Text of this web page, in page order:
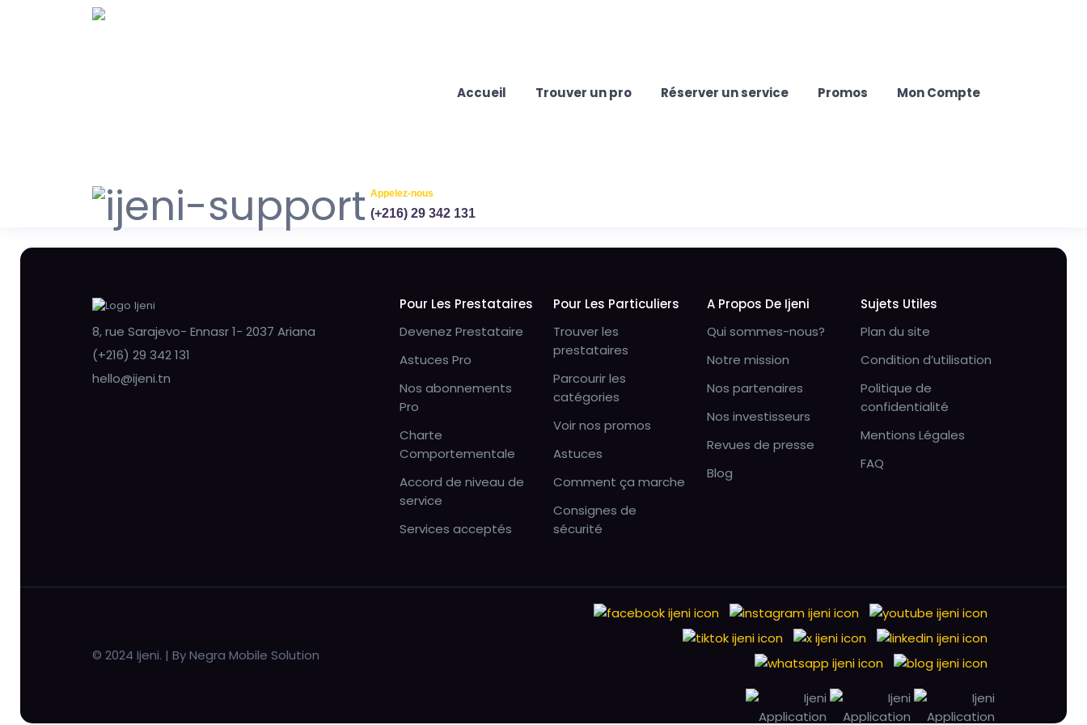
Accueil Trouver un pro Réserver un service Promos Mon Compte
Appelez-nous
(+216) 29 342 131
8, rue Sarajevo- Ennasr 1- 2037 Ariana
(+216) 29 342 131
hello@ijeni.tn
Pour Les Prestataires
Devenez Prestataire
Astuces Pro
Nos abonnements
Pro
Charte
Comportementale
Accord de niveau de
service
Services acceptés
Pour Les Particuliers
Trouver les
prestataires
Parcourir les
catégories
Voir nos promos
Astuces
Comment ça marche
Consignes de
sécurité
A Propos De Ijeni
Qui sommes-nous?
Notre mission
Nos partenaires
Nos investisseurs
Revues de presse
Blog
Sujets Utiles
Plan du site
Condition d’utilisation
Politique de
confidentialité
Mentions Légales
FAQ
© 2024 Ijeni. | By Negra Mobile Solution